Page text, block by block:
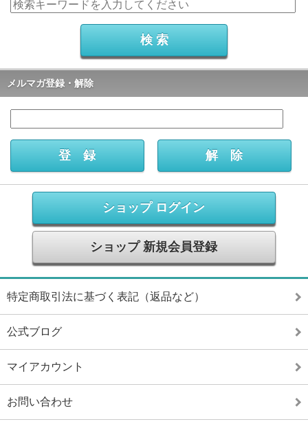
メルマガ登録・解除
ショップ ログイン
ショップ 新規会員登録
特定商取引法に基づく表記（返品など）
公式ブログ
マイアカウント
お問い合わせ